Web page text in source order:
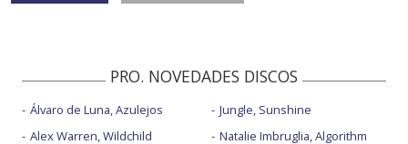
PRO. NOVEDADES DISCOS
Álvaro de Luna, Azulejos
Alex Warren, Wildchild
Jungle, Sunshine
Natalie Imbruglia, Algorithm